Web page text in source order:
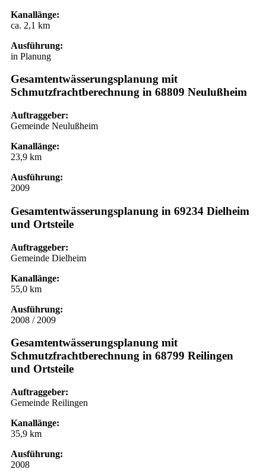
Kanallänge:
ca. 2,1 km
Ausführung:
in Planung
Gesamtentwässerungsplanung mit
Schmutzfrachtberechnung in 68809 Neulußheim
Auftraggeber:
Gemeinde Neulußheim
Kanallänge:
23,9 km
Ausführung:
2009
Gesamtentwässerungsplanung in 69234 Dielheim
und Ortsteile
Auftraggeber:
Gemeinde Dielheim
Kanallänge:
55,0 km
Ausführung:
2008 / 2009
Gesamtentwässerungsplanung mit
Schmutzfrachtberechnung in 68799 Reilingen
und Ortsteile
Auftraggeber:
Gemeinde Reilingen
Kanallänge:
35,9 km
Ausführung:
2008